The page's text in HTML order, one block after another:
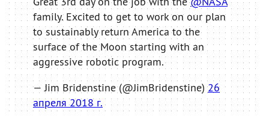
family. Excited to get to work on our plan
to sustainably return America to the
surface of the Moon starting with an
aggressive robotic program.
— Jim Bridenstine (@JimBridenstine)26
апреля 2018 г.